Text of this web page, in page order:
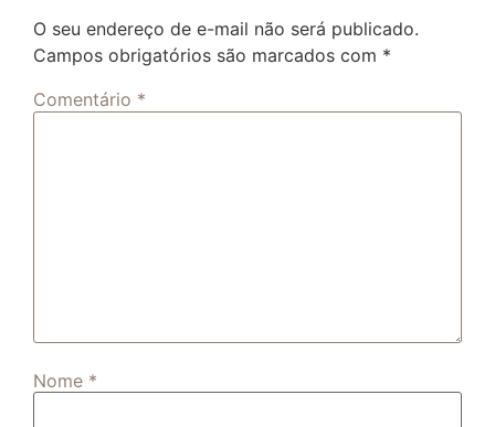
O seu endereço de e-mail não será publicado.
Campos obrigatórios são marcados com *
Comentário *
Nome *